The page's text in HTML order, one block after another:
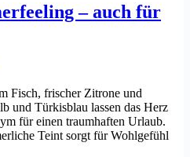
– auch für
Fisch, frischer Zitrone und
und Türkisblau lassen das Herz
für einen traumhaften Urlaub.
Teint sorgt für Wohlgefühl